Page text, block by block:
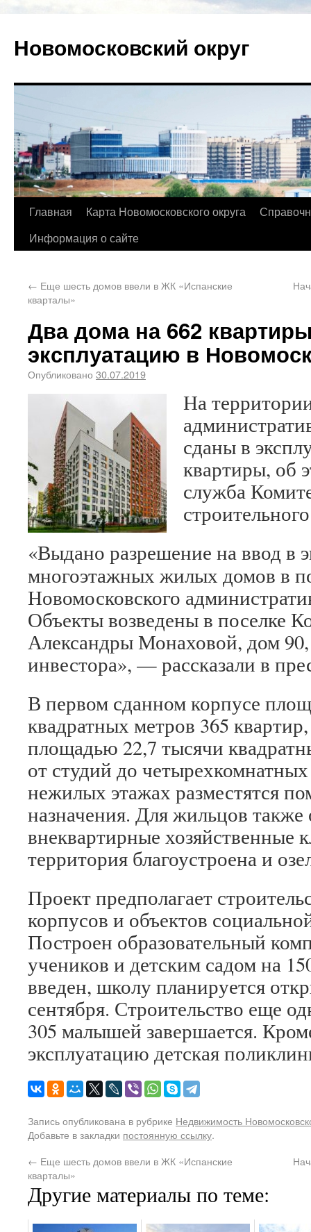
Новомосковский округ
Главная Карта Новомосковского округа
Информация о сайте
← Еще шесть домов ввели в ЖК «Испанские
кварталы»
Два дома на 662
эксплуатацию в
Опубликовано 30.07.2019
На
сданы в
квартиры, об
служба
«Выдано разрешение на ввод в
многоэтажных жилых домов в
Новомосковского
Объекты возведены в поселке
Александры Монаховой, дом 90,
инвестора», — рассказали в
В первом сданном корпусе
квадратных метров 365
площадью 22,7 тысячи
от студий до
нежилых этажах разместятся
назначения. Для жильцов
внеквартирные хозяйственные
территория благоустроена и
Проект предполагает
корпусов и объектов
Построен образовательный
учеников и детским садом на
введен, школу планируется
сентября. Строительство еще
305 малышей завершается.
эксплуатацию детская
Запись опубликована в рубрике Недвижимость
Добавьте в закладки постоянную ссылку.
← Еще шесть домов ввели в ЖК «Испанские
кварталы»
Другие материалы по теме: